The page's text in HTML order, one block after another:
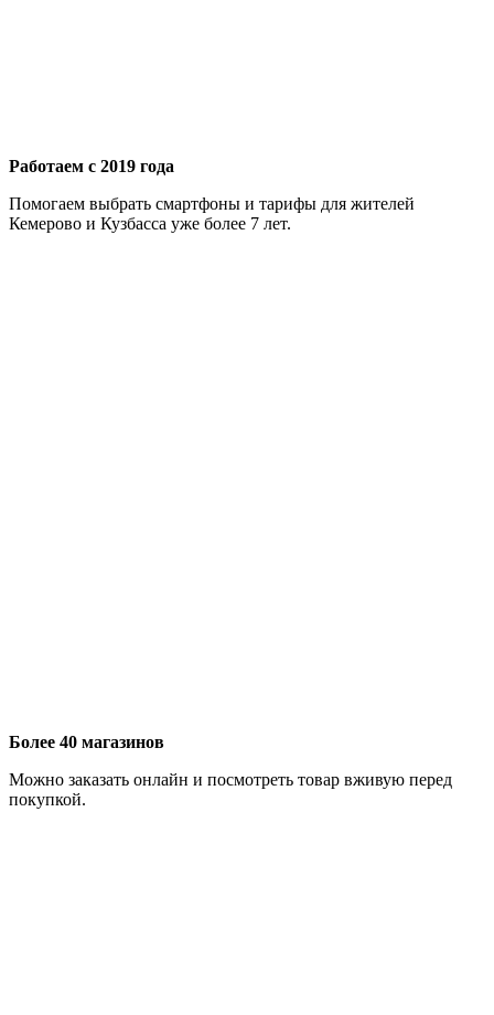
Работаем с 2019 года
Помогаем выбрать смартфоны и тарифы для жителей
Кемерово и Кузбасса уже более 7 лет.
Более 40 магазинов
Можно заказать онлайн и посмотреть товар вживую перед
покупкой.